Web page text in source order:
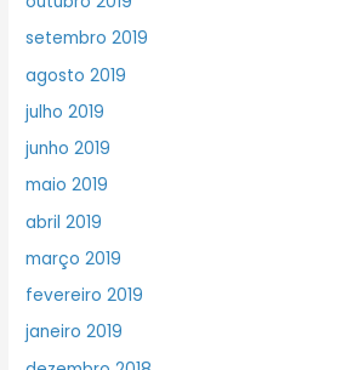
setembro 2019
agosto 2019
julho 2019
junho 2019
maio 2019
abril 2019
março 2019
fevereiro 2019
janeiro 2019